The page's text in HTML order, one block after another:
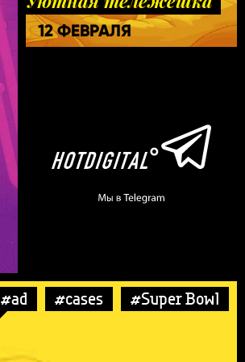
12 ФЕВРАЛЯ
#ad #cases #Super Bowl